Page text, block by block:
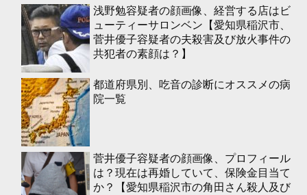
浅野勉容疑者の顔画像、経営する店はビ
ューティーサロンベン【愛知県稲沢市、
菅井優子容疑者の夫殺害及び放火事件の
共犯者の素顔は？】
都道府県別、吃音の診断にオススメの病
院一覧
菅井優子容疑者の顔画像、プロフィール
は？現在は再婚していて、保険金目当て
か？【愛知県稲沢市の角田さん殺人及び